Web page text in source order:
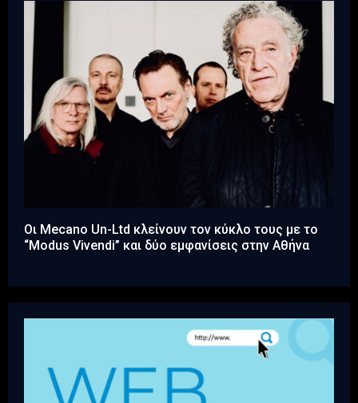
Οι Mecano Un-Ltd κλείνουν τον κύκλο τους με το
“Modus Vivendi” και δύο εμφανίσεις στην Αθήνα